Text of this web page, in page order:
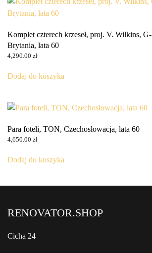
Komplet czterech krzeseł, proj. V. Wilkins,
Brytania, lata 60
4,290.00 zł
Dodaj do koszyka
Para foteli, TON, Czechosłowacja, lata 60
4,650.00 zł
Dodaj do koszyka
RENOVATOR.SHOP
Cicha 24